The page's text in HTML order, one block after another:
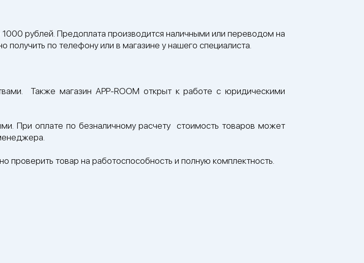
рублей. Предоплата производится наличными или переводом на
по телефону или в магазине у нашего специалиста.
Также магазин APP-ROOM открыт к работе с юридическими
При оплате по безналичному расчету стоимость товаров может
товар на работоспособность и полную комплектность.